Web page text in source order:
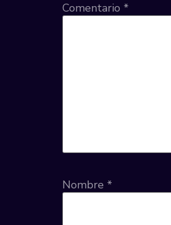
Comentario *
Nombre *